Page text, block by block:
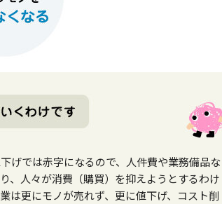
げでは赤字になるので、人件費や業務備品な
、人々が消費（購買）を抑えようとするわけ
は更にモノが売れず、更に値下げ、コスト削